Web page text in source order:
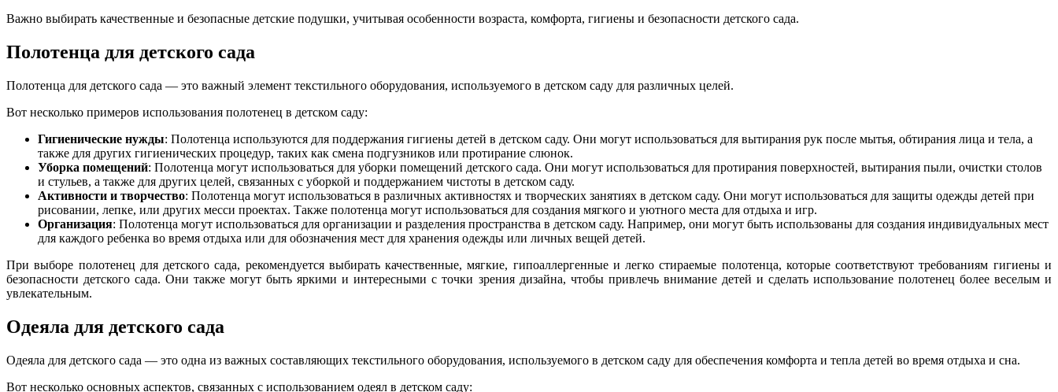
Важно выбирать качественные и безопасные детские подушки, учитывая особенности возраста, комфорта, гигиены и безопасности детского сада.
Полотенца для детского сада
Полотенца для детского сада — это важный элемент текстильного оборудования, используемого в детском саду для различных целей.
Вот несколько примеров использования полотенец в детском саду:
Гигиенические нужды: Полотенца используются для поддержания гигиены детей в детском саду. Они могут использоваться для вытирания рук после мытья, обтирания лица и тела, а
также для других гигиенических процедур, таких как смена подгузников или протирание слюнок.
Уборка помещений: Полотенца могут использоваться для уборки помещений детского сада. Они могут использоваться для протирания поверхностей, вытирания пыли, очистки столов
и стульев, а также для других целей, связанных с уборкой и поддержанием чистоты в детском саду.
Активности и творчество: Полотенца могут использоваться в различных активностях и творческих занятиях в детском саду. Они могут использоваться для защиты одежды детей при
рисовании, лепке, или других месси проектах. Также полотенца могут использоваться для создания мягкого и уютного места для отдыха и игр.
Организация: Полотенца могут использоваться для организации и разделения пространства в детском саду. Например, они могут быть использованы для создания индивидуальных мест
для каждого ребенка во время отдыха или для обозначения мест для хранения одежды или личных вещей детей.
При выборе полотенец для детского сада, рекомендуется выбирать качественные, мягкие, гипоаллергенные и легко стираемые полотенца, которые соответствуют требованиям гигиены и
безопасности детского сада. Они также могут быть яркими и интересными с точки зрения дизайна, чтобы привлечь внимание детей и сделать использование полотенец более веселым и
увлекательным.
Одеяла для детского сада
Одеяла для детского сада — это одна из важных составляющих текстильного оборудования, используемого в детском саду для обеспечения комфорта и тепла детей во время отдыха и сна.
Вот несколько основных аспектов, связанных с использованием одеял в детском саду: